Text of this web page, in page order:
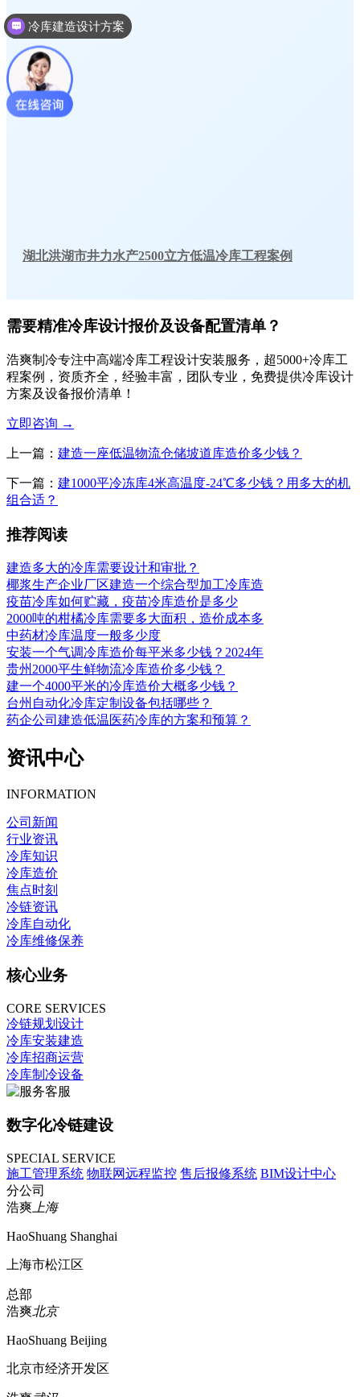
湖北洪湖市井力水产2500立方低温冷库工程案例
需要精准冷库设计报价及设备配置清单？
浩爽制冷专注中高端冷库工程设计安装服务，超5000+冷库工
程案例，资质齐全，经验丰富，团队专业，免费提供冷库设计
方案及设备报价清单！
立即咨询 →
上一篇： 建造一座低温物流仓储坡道库造价多少钱？
下一篇： 建1000平冷冻库4米高温度-24℃多少钱？用多大的机
组合适？
推荐阅读
建造多大的冷库需要设计和审批？
椰浆生产企业厂区建造一个综合型加工冷库造
疫苗冷库如何贮藏，疫苗冷库造价是多少
2000吨的柑橘冷库需要多大面积，造价成本多
中药材冷库温度一般多少度
安装一个气调冷库造价每平米多少钱？2024年
贵州2000平生鲜物流冷库造价多少钱？
建一个4000平米的冷库造价大概多少钱？
台州自动化冷库定制设备包括哪些？
药企公司建造低温医药冷库的方案和预算？
资讯中心
INFORMATION
公司新闻
行业资讯
冷库知识
冷库造价
焦点时刻
冷链资讯
冷库自动化
冷库维修保养
核心业务
CORE SERVICES
冷链规划设计
冷库安装建造
冷库招商运营
冷库制冷设备
数字化冷链建设
SPECIAL SERVICE
施工管理系统 物联网远程监控 售后报修系统 BIM设计中心
分公司
浩爽 上海
HaoShuang Shanghai
上海市松江区
总部
浩爽北京
HaoShuang Beijing
北京市经济开发区
冷库建造设计方案